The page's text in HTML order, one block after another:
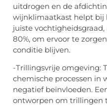
uitdrogen en de
wijnklimaatkast helpt bij
juiste vochtigheidsgraad,
80%, om ervoor te
conditie blijven.
-Trillingsvrije omgeving:
chemische processen in
negatief beïnvloeden.
ontworpen om trillingen